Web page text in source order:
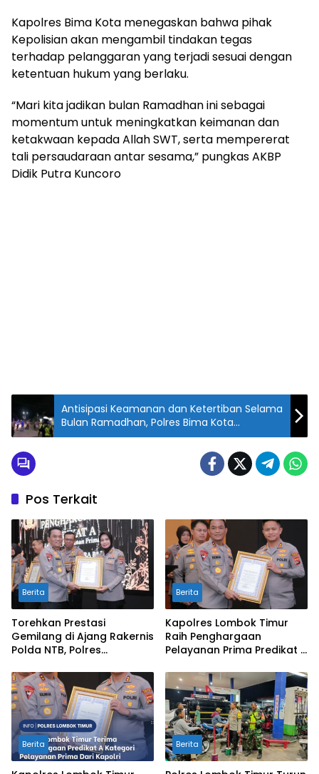
Kapolres Bima Kota menegaskan bahwa pihak
Kepolisian akan mengambil tindakan tegas
terhadap pelanggaran yang terjadi sesuai dengan
ketentuan hukum yang berlaku.
“Mari kita jadikan bulan Ramadhan ini sebagai
momentum untuk meningkatkan keimanan dan
ketakwaan kepada Allah SWT, serta mempererat
tali persaudaraan antar sesama,” pungkas AKBP
Didik Putra Kuncoro
Antisipasi Keamanan dan Ketertiban Selama
Bulan Ramadhan, Polres Bima Kota
Laksanakan Patroli Menjelang Sahur
Pos Terkait
Berita
Torehkan Prestasi
Gemilang di Ajang Rakernis
Polda NTB, Polres
Penghargaan Pelayanan
Prima Kapolri
Berita
Kapolres Lombok Timur
Raih Penghargaan
Pelayanan Prima Predikat A
Berita Berita